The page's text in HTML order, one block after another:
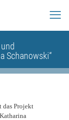
Schanowski“
das Projekt